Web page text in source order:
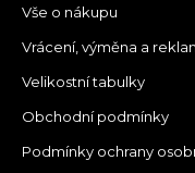
Vše o nákupu
Vrácení, výměna a
Velikostní tabulky
Obchodní podmínky
Podmínky ochrany